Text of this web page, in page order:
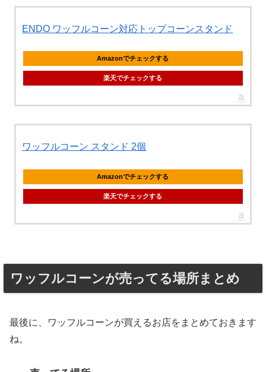
ENDO ワッフルコーン対応トップコーンスタンド
Amazonでチェックする
楽天でチェックする
ワッフルコーン スタンド 2個
Amazonでチェックする
楽天でチェックする
ワッフルコーンが売ってる場所まとめ
最後に、ワッフルコーンが買えるお店をまとめておきます
ね。